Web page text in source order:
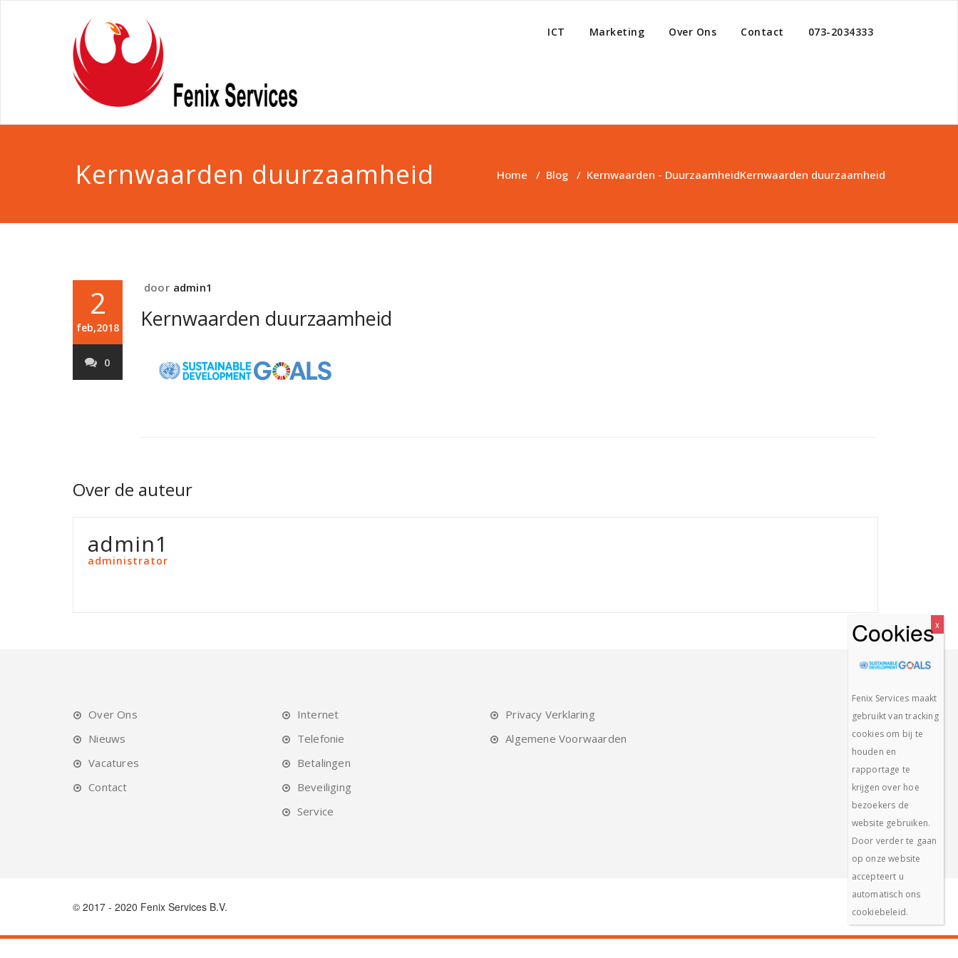
ICT Marketing Over Ons Contact 073-2034333
Kernwaarden duurzaamheid Home / Blog / Kernwaarden - DuurzaamheidKernwaarden duurzaamheid
2
feb,2018
0
door admin1
Kernwaarden duurzaamheid
Over de auteur
admin1
administrator
Over Ons
Nieuws
Vacatures
Contact
Internet
Telefonie
Betalingen
Beveiliging
Service
Privacy Verklaring
Algemene Voorwaarden
© 2017 - 2020 Fenix Services B.V.
Fenix Services maakt
gebruikt van tracking
cookies om bij te
houden en
rapportage te
krijgen over hoe
bezoekers de
website gebruiken.
Door verder te gaan
op onze website
accepteert u
automatisch ons
cookiebeleid.